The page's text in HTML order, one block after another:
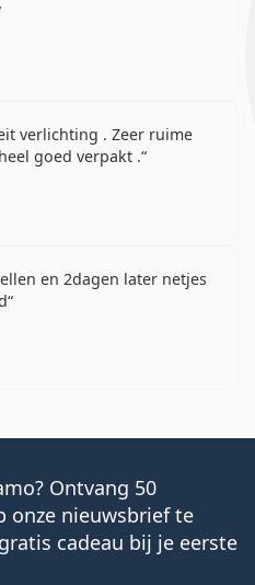
verlichting . Zeer ruime
goed verpakt .
en 2dagen later netjes
Ontvang 50
onze nieuwsbrief te
cadeau bij je eerste